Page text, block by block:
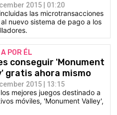
2015 | 01:20
las microtransacciones
nuevo sistema de pago a los
POR ÉL
conseguir 'Monument
gratis ahora mismo
2015 | 13:15
mejores juegos destinado a
móviles, 'Monument Valley',